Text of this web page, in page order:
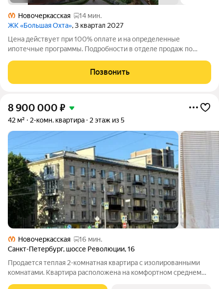
Новочеркасская
14 мин.
ЖК «Большая Охта», 3 квартал 2027
Цена действует при 100% оплате и на определенные
ипотечные программы. Подробности в отделе продаж по
Охта» на 6 этаже. Общая площадь составляет 41.80 кв. м.
Квартира с white box отделкой. Жилой
Позвонить
8 900 000 ₽
42 м² 2-комн. квартира 2 этаж из 5
Новочеркасская
16 мин.
Санкт-Петербург, шоссе Революции,16
Продается теплая 2-комнатная квартира с изолированными
комнатами. Квартира расположена на комфортном среднем